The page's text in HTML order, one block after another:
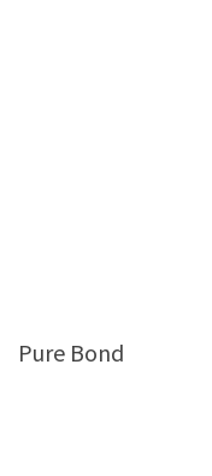
Pure Bond